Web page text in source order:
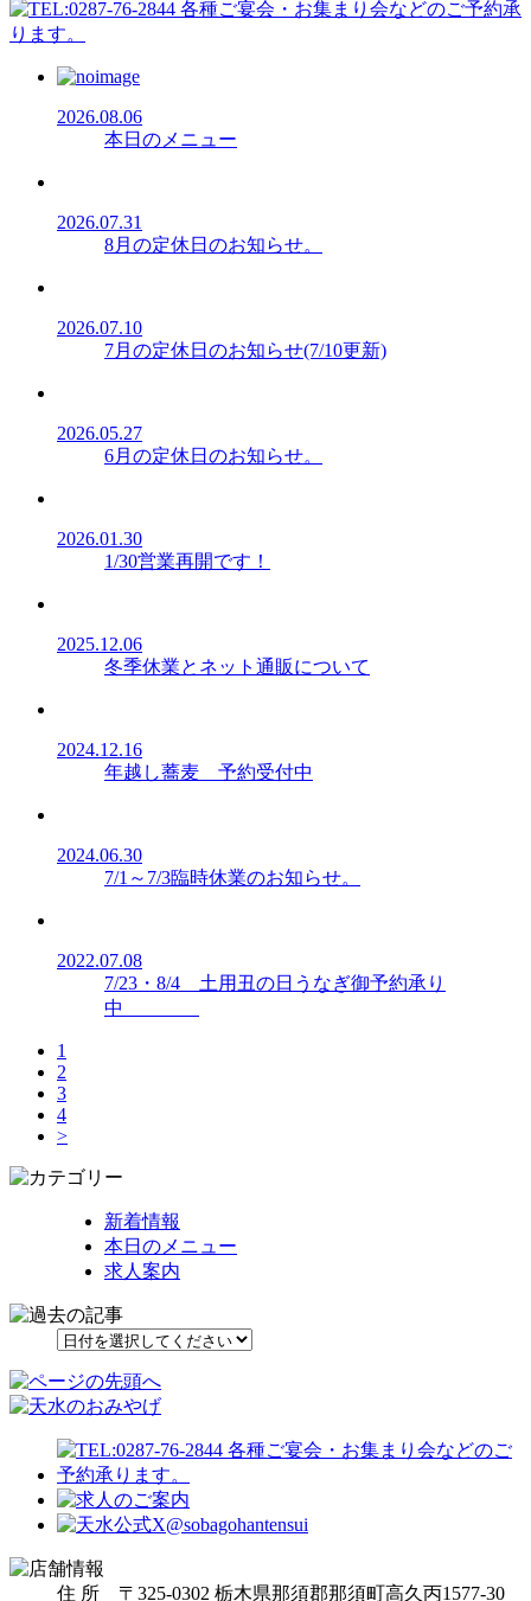
2026.08.06
本日のメニュー
2026.07.31
8月の定休日のお知らせ。
2026.07.10
7月の定休日のお知らせ(7/10更新)
2026.05.27
6月の定休日のお知らせ。
2026.01.30
1/30営業再開です！
2025.12.06
冬季休業とネット通販について
2024.12.16
年越し蕎麦 予約受付中
2024.06.30
7/1～7/3臨時休業のお知らせ。
2022.07.08
7/23・8/4 土用丑の日うなぎ御予約承り
中
1
2
3
4
>
新着情報
本日のメニュー
求人案内
住 所 〒325-0302 栃木県那須郡那須町高久丙1577-30